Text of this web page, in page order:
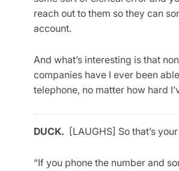
reach out to them so they can
account.
And what’s interesting is that
companies have I ever been
telephone, no matter how hard
DUCK. [LAUGHS] So that’s
“If you phone the number and